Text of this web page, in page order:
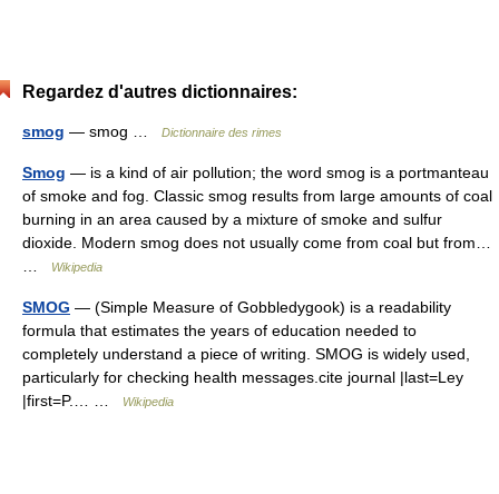
Regardez d'autres dictionnaires:
smog — smog … Dictionnaire des rimes
Smog — is a kind of air pollution; the word smog is a portmanteau
of smoke and fog. Classic smog results from large amounts of coal
burning in an area caused by a mixture of smoke and sulfur
dioxide. Modern smog does not usually come from coal but from…
Wikipedia
SMOG — (Simple Measure of Gobbledygook) is a readability
formula that estimates the years of education needed to
completely understand a piece of writing. SMOG is widely used,
particularly for checking health messages.cite journal |last=Ley
|first=P.… …
Wikipedia